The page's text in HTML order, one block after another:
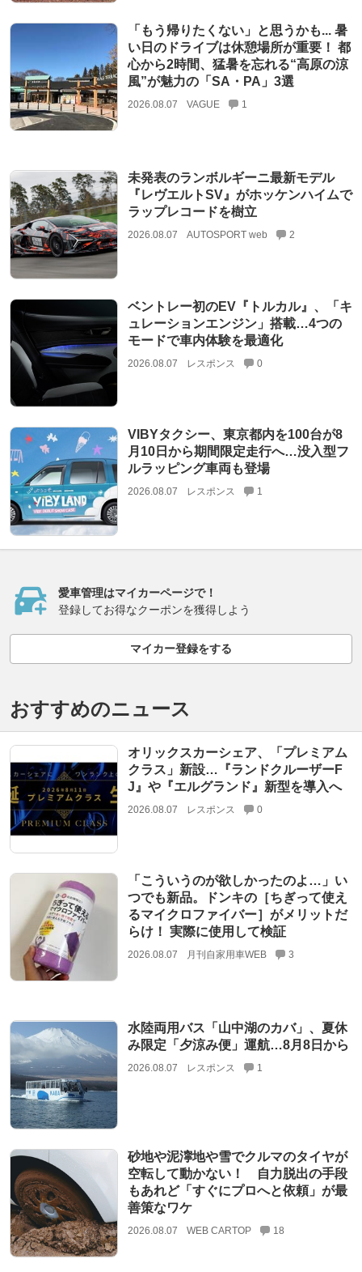
「もう帰りたくない」と思うかも... 暑
い日のドライブは休憩場所が重要！ 都
心から2時間、猛暑を忘れる“高原の涼
風”が魅力の「SA・PA」3選
2026.08.07 VAGUE 1
未発表のランボルギーニ最新モデル
『レヴエルトSV』がホッケンハイムで
ラップレコードを樹立
2026.08.07 AUTOSPORT web 2
ベントレー初のEV『トルカル』、「キ
ュレーションエンジン」搭載…4つの
モードで車内体験を最適化
2026.08.07 レスポンス 0
VIBYタクシー、東京都内を100台が8
月10日から期間限定走行へ…没入型フ
ルラッピング車両も登場
2026.08.07 レスポンス 1
愛車管理はマイカーページで！
登録してお得なクーポンを獲得しよう
マイカー登録をする
おすすめのニュース
オリックスカーシェア、「プレミアム
クラス」新設…『ランドクルーザーF
J』や『エルグランド』新型を導入へ
2026.08.07 レスポンス 0
「こういうのが欲しかったのよ…」い
つでも新品。ドンキの［ちぎって使え
るマイクロファイバー］がメリットだ
らけ！ 実際に使用して検証
2026.08.07 月刊自家用車WEB 3
水陸両用バス「山中湖のカバ」、夏休
み限定「夕涼み便」運航…8月8日から
2026.08.07 レスポンス 1
砂地や泥濘地や雪でクルマのタイヤが
空転して動かない！ 自力脱出の手段
もあれど「すぐにプロへと依頼」が最
善策なワケ
2026.08.07 WEB CARTOP 18